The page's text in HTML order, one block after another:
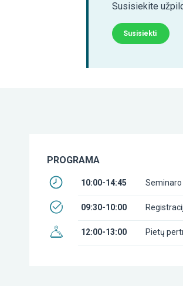
Susisiekite
Susisiekti
PROGRAMA
10:00-14:45
09:30-10:00
12:00-13:00 Pietų